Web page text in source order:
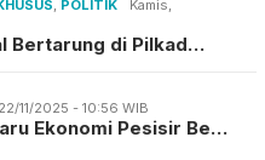
POLITIK
Kamis,
Bertarung di Pilkad…
11/2025 - 10:56 WIB
Ekonomi Pesisir Be…